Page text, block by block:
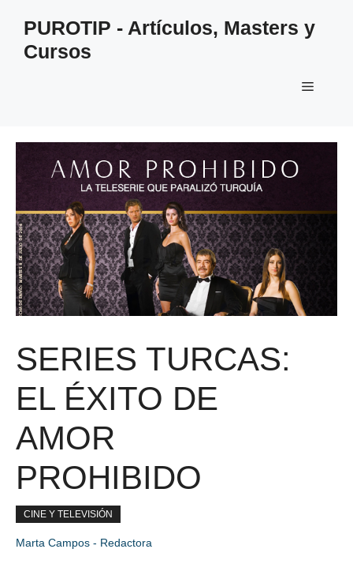
contenido
PUROTIP - Artículos, Masters y
Cursos
Menú
SERIES TURCAS:
EL ÉXITO DE
AMOR
PROHIBIDO
CINE Y TELEVISIÓN
Marta Campos - Redactora